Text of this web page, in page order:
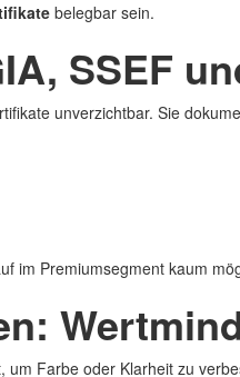
belegbar sein.
SSEF
unverzichtbar. Sie
im Premiumsegment kaum
um Farbe oder Klarheit zu